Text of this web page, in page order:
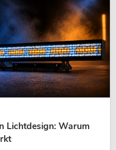
Lichtdesign: Warum